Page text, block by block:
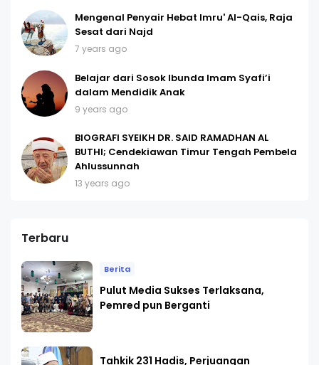
Mengenal Penyair Hebat Imru' Al-Qais, Raja
Sesat dari Najd
7 years ago
Belajar dari Sosok Ibunda Imam Syafi’i
dalam Mendidik Anak
9 years ago
BIOGRAFI SYEIKH DR. SAID RAMADHAN AL
BUTHI; Cendekiawan Timur Tengah Pembela
Ahlussunnah
13 years ago
Terbaru
Berita
Pulut Media Sukses Terlaksana,
Pemred pun Berganti
Tahkik 231 Hadis, Perjuangan